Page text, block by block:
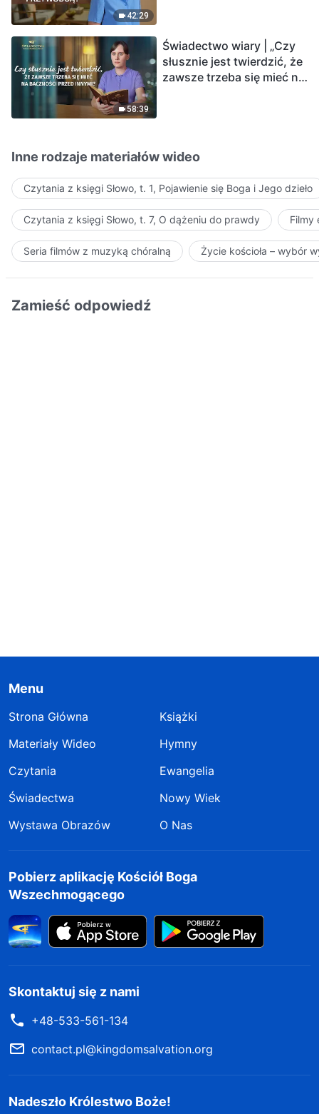
42:29
58:39
Świadectwo wiary | „Czy
słusznie jest twierdzić, że
zawsze trzeba się mieć na
Inne rodzaje materiałów wideo
Czytania z księgi Słowo, t. 1, Pojawienie się Boga i Jego dzieło
Czytania z księgi Słowo, t. 7, O dążeniu do prawdy Filmy
Seria filmów z muzyką chóralną Życie kościoła – wybór
Zamieść odpowiedź
Menu
Strona Główna
Książki
Materiały Wideo
Hymny
Czytania
Ewangelia
Świadectwa
Nowy Wiek
Wystawa Obrazów
O Nas
Pobierz aplikację Kościół Boga
Wszechmogącego
Skontaktuj się z nami
+48-533-561-134
contact.pl@kingdomsalvation.org
Nadeszło Królestwo Boże!